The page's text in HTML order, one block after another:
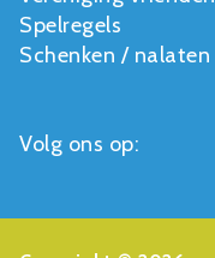
Spelregels
Schenken / nalaten
Volg ons op: